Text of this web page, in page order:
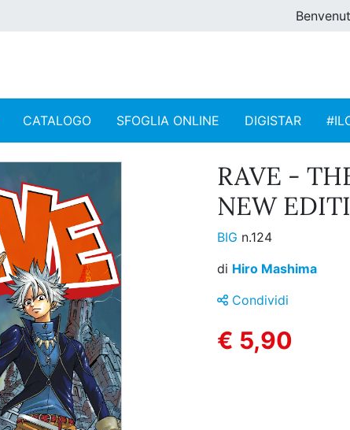
CATALOGO SFOGLIA ONLINE DIGISTAR
RAVE -
NEW
BIG n.124
di Hiro Mashima
Condividi
€ 5,90